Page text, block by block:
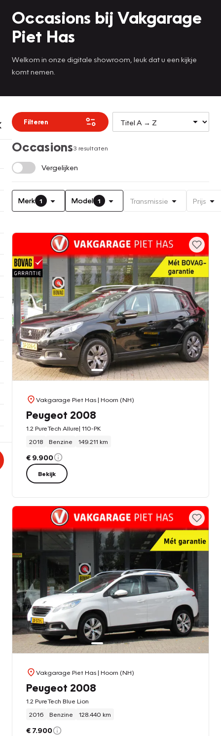
Occasions bij Vakgarage
Piet Has
Welkom in onze digitale showroom, leuk dat u een kijkje
komt nemen.
Filteren
Occasions3 resultaten
Vergelijken
Merk 1 Model 1 Transmissie Prijs
Vakgarage Piet Has| Hoorn (NH)
Peugeot 2008
1.2 PureTech Allure| 110-PK
2018
Benzine 149.211 km
€ 9.900
Bekijk
Vakgarage Piet Has| Hoorn (NH)
Peugeot 2008
1.2 PureTech Blue Lion
2016
Benzine 128.440 km
€ 7.900